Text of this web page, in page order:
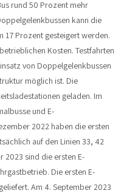
rund 50 Prozent mehr
kann die
17 Prozent gesteigert werden.
Kosten. Testfahrten
von Doppelgelenkbussen
möglich ist. Die
geladen. Im
und E-
2022 haben die ersten
auf den Linien 33, 42
2023 sind die ersten E-
Die ersten E-
Am 4. September 2023